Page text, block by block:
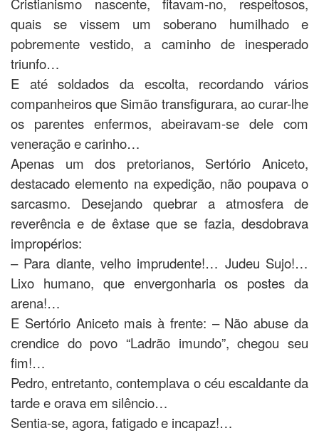
quais se vissem um soberano humilhado e
pobremente vestido, a caminho de inesperado
triunfo…
E até soldados da escolta, recordando vários
companheiros que Simão transfigurara, ao curar-lhe
os parentes enfermos, abeiravam-se dele com
veneração e carinho…
Apenas um dos pretorianos, Sertório Aniceto,
destacado elemento na expedição, não poupava o
sarcasmo. Desejando quebrar a atmosfera de
reverência e de êxtase que se fazia, desdobrava
impropérios:
– Para diante, velho imprudente!… Judeu Sujo!…
Lixo humano, que envergonharia os postes da
arena!…
E Sertório Aniceto mais à frente: – Não abuse da
crendice do povo “Ladrão imundo”, chegou seu
fim!…
Pedro, entretanto, contemplava o céu escaldante da
tarde e orava em silêncio…
Sentia-se, agora, fatigado e incapaz!…